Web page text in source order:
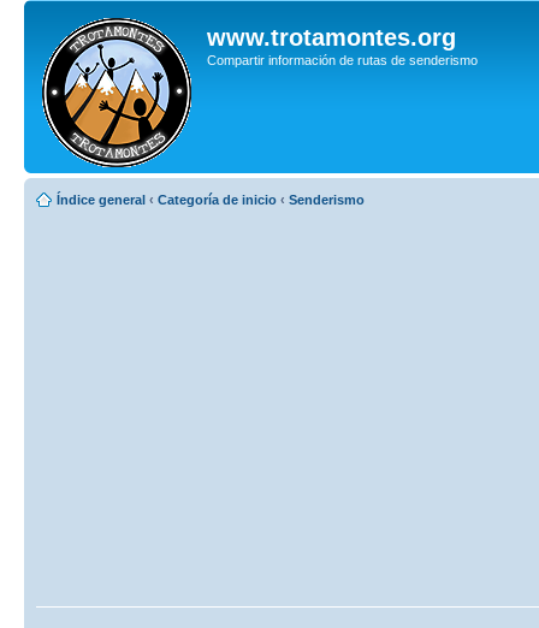
www.trotamontes.org
Compartir información de rutas de senderismo
Índice general ‹ Categoría de inicio ‹ Senderismo